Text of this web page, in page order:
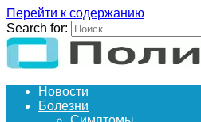
Перейти к содержанию
Search for:
Новости
Болезни